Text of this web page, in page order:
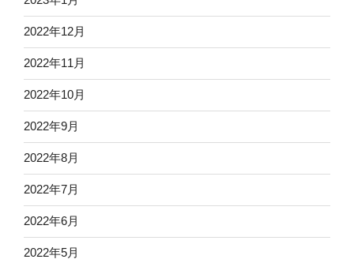
2022年12月
2022年11月
2022年10月
2022年9月
2022年8月
2022年7月
2022年6月
2022年5月